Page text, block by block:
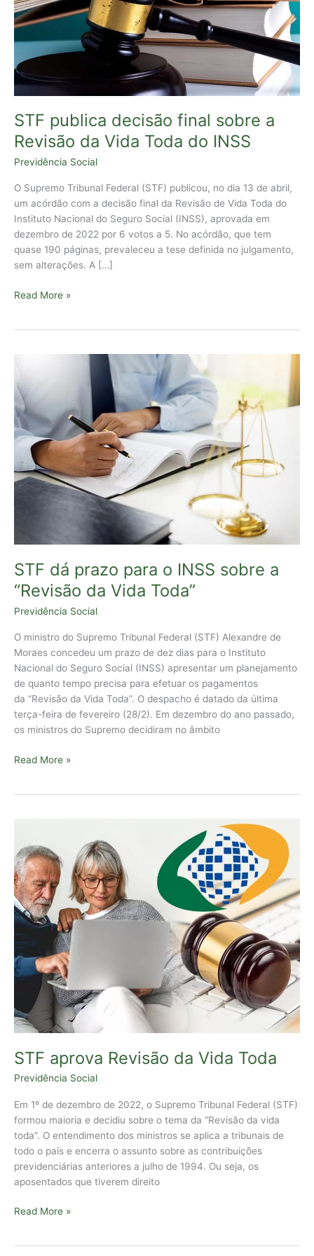
STF publica decisão final sobre a
Revisão da Vida Toda do INSS
Previdência Social
O Supremo Tribunal Federal (STF) publicou, no dia 13 de abril,
um acórdão com a decisão final da Revisão de Vida Toda do
Instituto Nacional do Seguro Social (INSS), aprovada em
dezembro de 2022 por 6 votos a 5. No acórdão, que tem
quase 190 páginas, prevaleceu a tese definida no julgamento,
sem alterações. A […]
Revisão
da
do
INSS
Read More »
STF dá prazo para o INSS sobre a
“Revisão da Vida Toda”
Previdência Social
O ministro do Supremo Tribunal Federal (STF) Alexandre de
Moraes concedeu um prazo de dez dias para o Instituto
Nacional do Seguro Social (INSS) apresentar um planejamento
de quanto tempo precisa para efetuar os pagamentos
da “Revisão da Vida Toda”. O despacho é datado da última
terça-feira de fevereiro (28/2). Em dezembro do ano passado,
os ministros do Supremo decidiram no âmbito
prazo
para
INSS
sobre
a
“Revisão
Read More »
STF aprova Revisão da Vida Toda
Previdência Social
Em 1º de dezembro de 2022, o Supremo Tribunal Federal (STF)
formou maioria e decidiu sobre o tema da “Revisão da vida
toda”. O entendimento dos ministros se aplica a tribunais de
todo o país e encerra o assunto sobre as contribuições
previdenciárias anteriores a julho de 1994. Ou seja, os
aposentados que tiverem direito
Revisão
da
Vida
Toda
Read More »